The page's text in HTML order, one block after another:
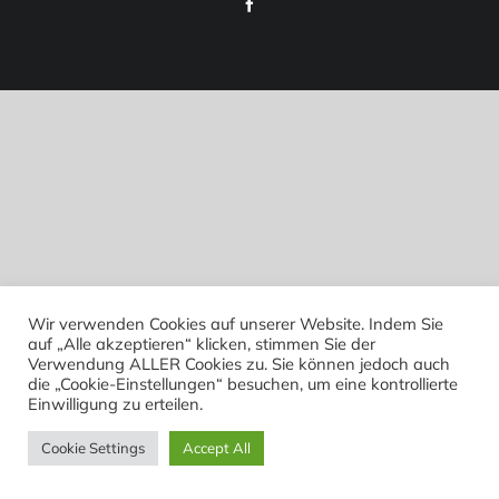
Wir verwenden Cookies auf unserer Website. Indem Sie
auf „Alle akzeptieren“ klicken, stimmen Sie der
Verwendung ALLER Cookies zu. Sie können jedoch auch
die „Cookie-Einstellungen“ besuchen, um eine kontrollierte
Einwilligung zu erteilen.
Cookie Settings Accept All